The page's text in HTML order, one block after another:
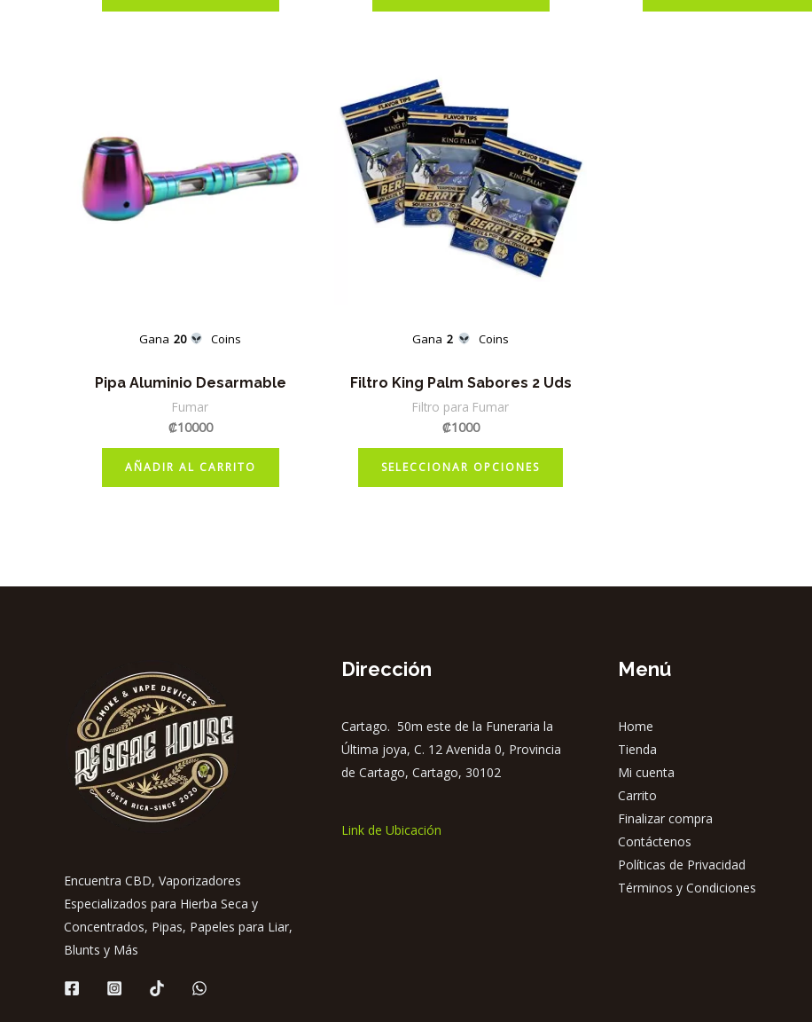
Gana 20 Coins
Pipa Aluminio Desarmable
Fumar
₡10000
AÑADIR AL CARRITO
Gana 2 Coins
Filtro King Palm Sabores 2 Uds
Filtro para Fumar
₡1000
SELECCIONAR OPCIONES
Este
Las
producto
Encuentra CBD, Vaporizadores
Especializados para Hierba Seca y
Concentrados, Pipas, Papeles para Liar,
Blunts y Más
Dirección
Cartago. 50m este de la Funeraria la
Última joya, C. 12 Avenida 0, Provincia
de Cartago, Cartago, 30102
Link de Ubicación
Menú
Home
Tienda
Mi cuenta
Carrito
Finalizar compra
Contáctenos
Políticas de Privacidad
Términos y Condiciones